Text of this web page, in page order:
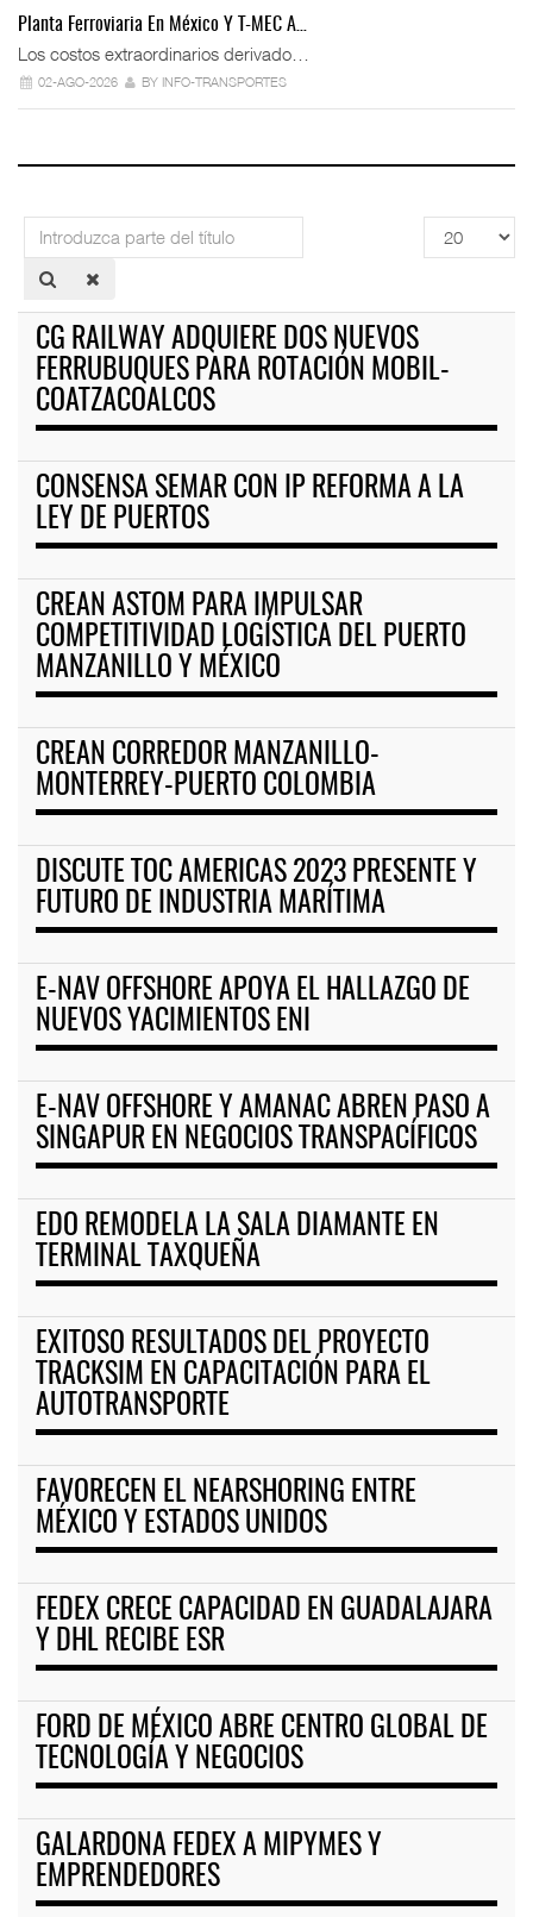
Planta Ferroviaria En México Y T-MEC A…
Los costos extraordinarios derivado…
02-AGO-2026 BY INFO-TRANSPORTES
Introduzca
parte
del
Cantidad
a
CG RAILWAY ADQUIERE DOS NUEVOS
FERRUBUQUES PARA ROTACIÓN MOBIL-
COATZACOALCOS
CONSENSA SEMAR CON IP REFORMA A LA
LEY DE PUERTOS
CREAN ASTOM PARA IMPULSAR
COMPETITIVIDAD LOGÍSTICA DEL PUERTO
MANZANILLO Y MÉXICO
CREAN CORREDOR MANZANILLO-
MONTERREY-PUERTO COLOMBIA
DISCUTE TOC AMERICAS 2023 PRESENTE Y
FUTURO DE INDUSTRIA MARÍTIMA
E-NAV OFFSHORE APOYA EL HALLAZGO DE
NUEVOS YACIMIENTOS ENI
E-NAV OFFSHORE Y AMANAC ABREN PASO A
SINGAPUR EN NEGOCIOS TRANSPACÍFICOS
EDO REMODELA LA SALA DIAMANTE EN
TERMINAL TAXQUEÑA
EXITOSO RESULTADOS DEL PROYECTO
TRACKSIM EN CAPACITACIÓN PARA EL
AUTOTRANSPORTE
FAVORECEN EL NEARSHORING ENTRE
MÉXICO Y ESTADOS UNIDOS
FEDEX CRECE CAPACIDAD EN GUADALAJARA
Y DHL RECIBE ESR
FORD DE MÉXICO ABRE CENTRO GLOBAL DE
TECNOLOGÍA Y NEGOCIOS
GALARDONA FEDEX A MIPYMES Y
EMPRENDEDORES